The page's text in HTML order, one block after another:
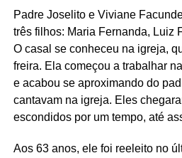
Padre Joselito e Viviane
três filhos: Maria Fernanda, Luiz
O casal se conheceu na igreja,
freira. Ela começou a trabalhar
e acabou se aproximando do
cantavam na igreja. Eles
escondidos por um tempo, até
Aos 63 anos, ele foi reeleito no